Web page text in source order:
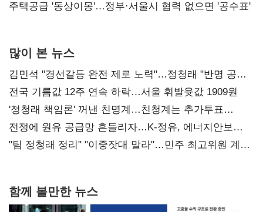
진실 밝혀야"
주택공급 '동상이몽'…정부·서울시 협력 없으면 '공수표'
많이 본 뉴스
김민석 "경선갈등 완전 제로 노력"…정청래 "반명 공세
사과부터"
전국 기름값 12주 연속 하락…서울 휘발윳값 1909원
'정청래 책임론' 꺼낸 친명계…친청계는 추가투표
때리기
전쟁에 원유 공급망 흔들리자…K-정유, 에너지안보
핵심으로 재부상
"팀 정청래 정리" "이중잣대 말라"…민주 최고위원 계파
함께 볼만한 뉴스